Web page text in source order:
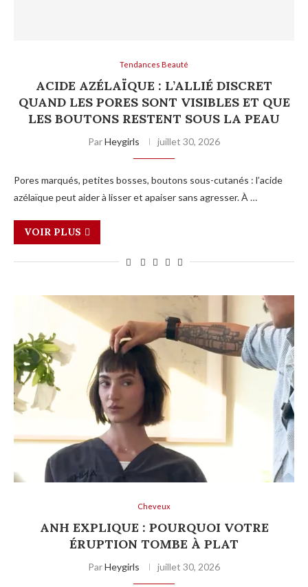
Tendances Beauté
ACIDE AZÉLAÏQUE : L’ALLIÉ DISCRET
QUAND LES PORES SONT VISIBLES ET QUE
LES BOUTONS RESTENT SOUS LA PEAU
ParHeygirls juillet 30, 2026
Pores marqués, petites bosses, boutons sous-cutanés : l’acide
azélaïque peut aider à lisser et apaiser sans agresser. À …
VOIR PLUS
Cheveux
ANH EXPLIQUE : POURQUOI VOTRE
ÉRUPTION TOMBE À PLAT
ParHeygirls juillet 30, 2026